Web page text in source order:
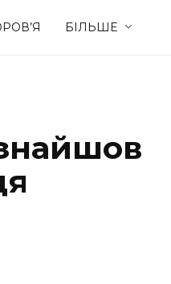
БІЛЬШЕ
Стиль життя